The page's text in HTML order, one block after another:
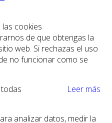
cookies
de que obtengas la
web. Si rechazas el uso
no funcionar como se
Leer más
analizar datos, medir la